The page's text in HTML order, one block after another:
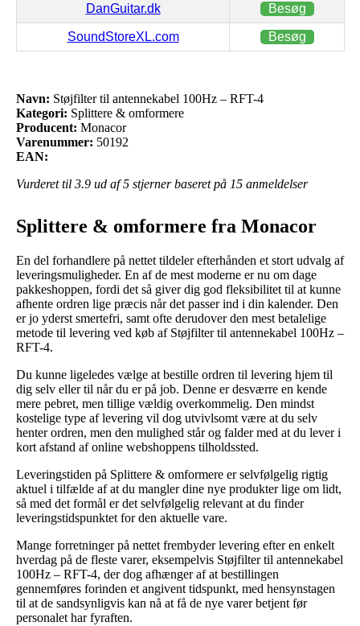
DanGuitar.dk Besøg
SoundStoreXL.com Besøg
Navn: Støjfilter til antennekabel 100Hz – RFT-4
Kategori: Splittere & omformere
Producent: Monacor
Varenummer: 50192
EAN:
Vurderet til 3.9 ud af 5 stjerner baseret på 15 anmeldelser
Splittere & omformere fra Monacor
En del forhandlere på nettet tildeler efterhånden et stort udvalg af
leveringsmuligheder. En af de mest moderne er nu om dage
pakkeshoppen, fordi det så giver dig god fleksibilitet til at kunne
afhente ordren lige præcis når det passer ind i din kalender. Den
er jo yderst smertefri, samt ofte derudover den mest betalelige
metode til levering ved køb af Støjfilter til antennekabel 100Hz –
RFT-4.
Du kunne ligeledes vælge at bestille ordren til levering hjem til
dig selv eller til når du er på job. Denne er desværre en kende
mere pebret, men tillige vældig overkommelig. Den mindst
kostelige type af levering vil dog utvivlsomt være at du selv
henter ordren, men den mulighed står og falder med at du lever i
kort afstand af online webshoppens tilholdssted.
Leveringstiden på Splittere & omformere er selvfølgelig rigtig
aktuel i tilfælde af at du mangler dine nye produkter lige om lidt,
så med det formål er det selvfølgelig relevant at du finder
leveringstidspunktet for den aktuelle vare.
Mange forretninger på nettet frembyder levering efter en enkelt
hverdag på de fleste varer, eksempelvis Støjfilter til antennekabel
100Hz – RFT-4, der dog afhænger af at bestillingen
gennemføres forinden et angivent tidspunkt, med hensynstagen
til at de sandsynligvis kan nå at få de nye varer betjent før
personalet har fyraften.